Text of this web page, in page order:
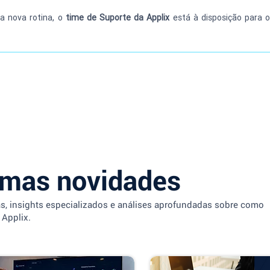
nova rotina, o time de Suporte da Applix está à disposição para
novidades
insights especializados e análises aprofundadas sobre como